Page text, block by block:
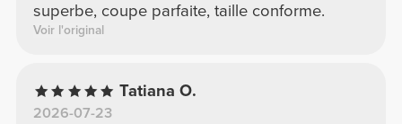
superbe, coupe parfaite, taille conforme.
Voir l'original
Tatiana O.
2026-07-23